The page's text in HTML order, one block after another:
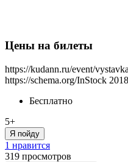
Цены на билеты
https://kudann.ru/event/
https://schema.org/InStock
Бесплатно
5+
Я пойду
1 нравится
319 просмотров